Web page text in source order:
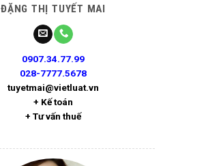
ĐẶNG THỊ TUYẾT MAI
0907.34.77.99
028-7777.5678
tuyetmai@vietluat.vn
+ Kế toán
+ Tư vấn thuế